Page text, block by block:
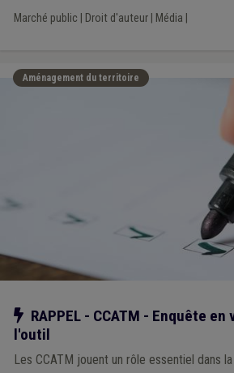
Marché public Droit d'auteur| Média
Aménagement du territoire
Notre action
RAPPEL - CCATM - Enquête
l'outil
Les CCATM jouent un rôle essentiel dans